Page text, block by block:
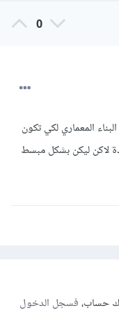
0
المعماري لكي تكون
لاكن ليكن بشكل مبسط
حساب،فسجل الدخول